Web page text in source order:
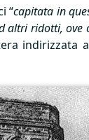
“capitata in
altri ridotti,
indirizzata